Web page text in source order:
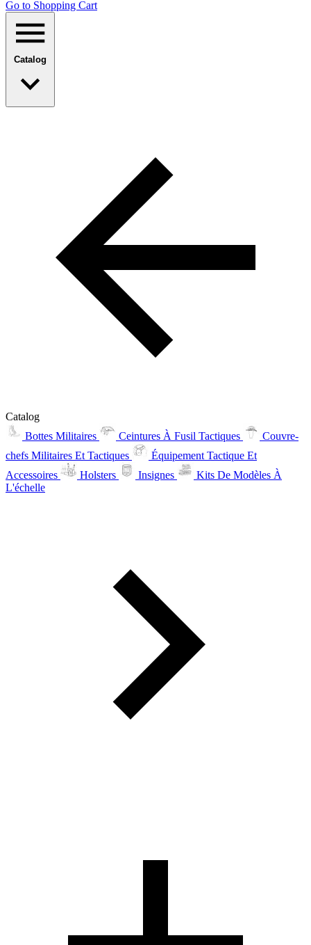
Go to Shopping Сart
Catalog
Catalog
Bottes Militaires
Ceintures À Fusil Tactiques
Couvre-
chefs Militaires Et Tactiques
Équipement Tactique Et
Accessoires
Holsters Insignes
Kits De Modèles À
L'échelle